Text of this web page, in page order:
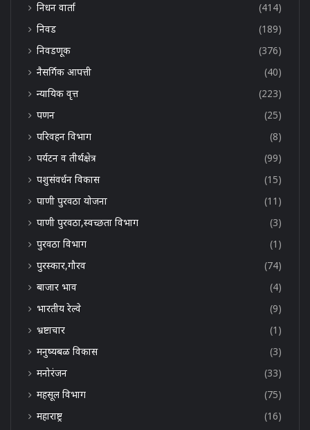
निधन वार्ता
(414)
निवड
(189)
निवडणूक
(376)
नैसर्गिक आपत्ती
(40)
न्यायिक वृत्त
(223)
पणन
(25)
परिवहन विभाग
(8)
पर्यटन व तीर्थक्षेत्र
(99)
पशुसंवर्धन विकास
(15)
पाणी पुरवठा योजना
(11)
पाणी पुरवठा,स्वच्छता विभाग
(3)
पुरवठा विभाग
(1)
पुरस्कार,गौरव
(74)
बाजार भाव
(4)
भारतीय रेल्वे
(9)
भ्रष्टाचार
(1)
मनुष्यबळ विकास
(3)
मनोरंजन
(33)
महसूल विभाग
(75)
महाराष्ट्र
(16)